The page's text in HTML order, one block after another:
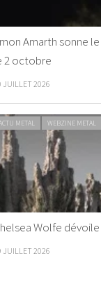
Amarth sonne
2 octobre
JUILLET 2026
METAL WEBZINE METAL
Wolfe dévoile
JUILLET 2026